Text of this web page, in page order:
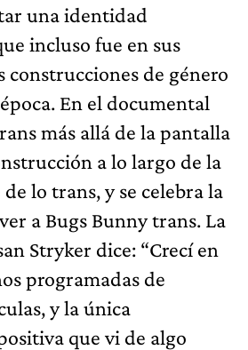
una identidad
incluso fue en sus
construcciones de género
En el documental
más allá de la pantalla
a lo largo de la
lo trans, y se celebra la
a Bugs Bunny trans. La
Stryker dice: “Crecí en
programadas de
y la única
que vi de algo